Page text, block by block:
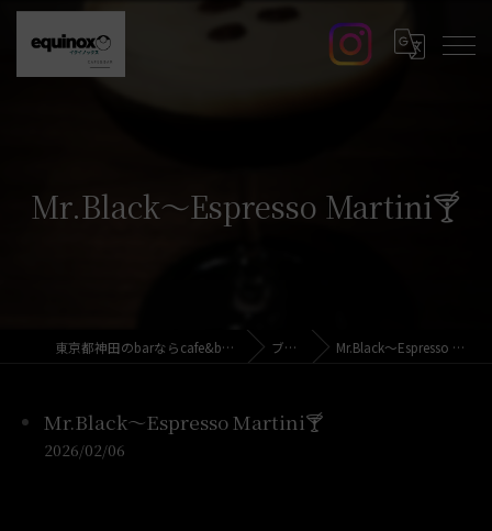
Mr.Black～Espresso Martini🍸️
東京都神田のbarならcafe&bar equinox ブログ Mr.Black～Espresso Martini🍸️
Mr.Black～Espresso Martini🍸️
2026/02/06